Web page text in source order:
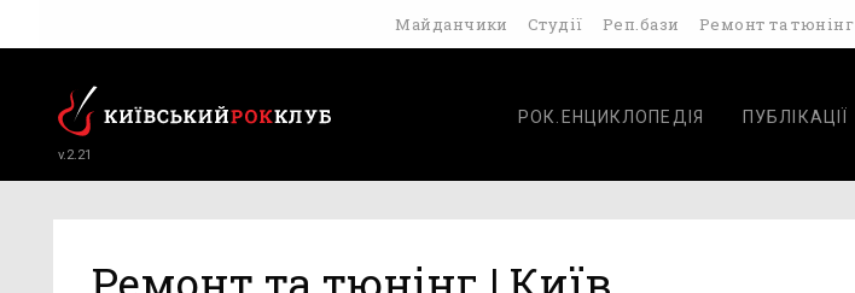
Майданчики Студії Реп.бази Ремонт та тюнінг
v.2.21
РОК.ЕНЦИКЛОПЕДІЯ ПУБЛІКАЦІЇ